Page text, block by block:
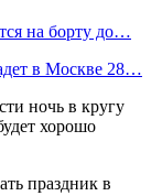
на борту до…
в Москве 28…
ночь в кругу
хорошо
праздник в